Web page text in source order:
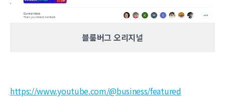
블룸버그 오리지널
https://www.youtube.com/@business/featured